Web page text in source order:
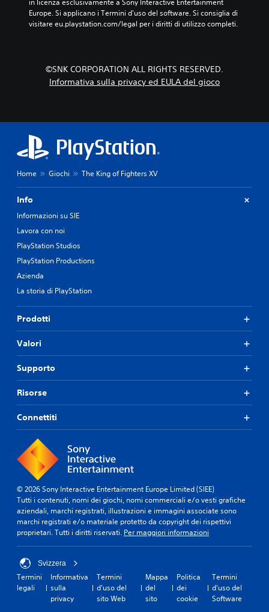
in licenza esclusivamente a Sony Interactive Entertainment
Europe. Si applicano i Termini d'uso del software. Si consiglia di
visitare eu.playstation.com/legal per i diritti di utilizzo completi.
©SNK CORPORATION ALL RIGHTS RESERVED.
Informativa sulla privacy ed EULA del gioco
Home Giochi The King of Fighters XV
Info
Informazioni su SIE
Lavora con noi
PlayStation Studios
PlayStation Productions
Azienda
La storia di PlayStation
Prodotti
Valori
Supporto
Risorse
Connettiti
© 2026 Sony Interactive Entertainment Europe Limited (SIEE)
Tutti i contenuti, nomi dei giochi, nomi commerciali e/o vesti grafiche
aziendali, marchi registrati, illustrazioni e immagini associate sono
marchi registrati e/o materiale protetto da copyright dei rispettivi
proprietari. Tutti i diritti riservati. Per maggiori informazioni
Svizzera
Termini
legali
Informativa
sulla
privacy
Termini
d'uso del
sito Web
Mappa
del
sito
Politica
dei
cookie
Termini
d'uso del
Software